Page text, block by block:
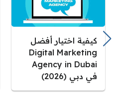
كيفية اختيار أفضل
Digital Marketing
Agency in Dubai
في دبي (2026)